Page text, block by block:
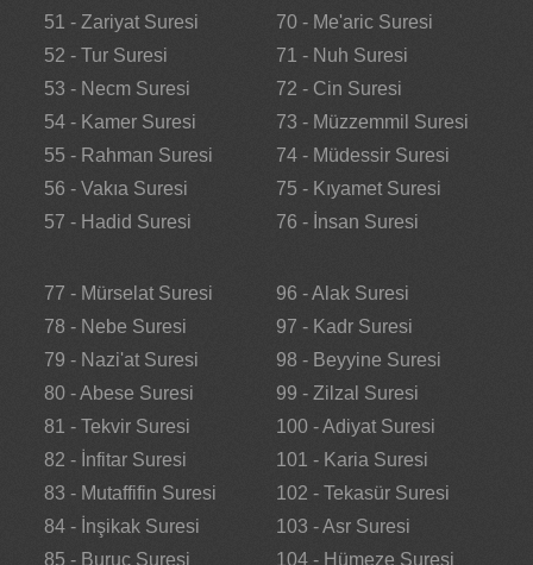
51 - Zariyat Suresi
52 - Tur Suresi
53 - Necm Suresi
54 - Kamer Suresi
55 - Rahman Suresi
56 - Vakıa Suresi
57 - Hadid Suresi
70 - Me'aric Suresi
71 - Nuh Suresi
72 - Cin Suresi
73 - Müzzemmil Suresi
74 - Müdessir Suresi
75 - Kıyamet Suresi
76 - İnsan Suresi
77 - Mürselat Suresi
78 - Nebe Suresi
79 - Nazi'at Suresi
80 - Abese Suresi
81 - Tekvir Suresi
82 - İnfitar Suresi
83 - Mutaffifin Suresi
84 - İnşikak Suresi
85 - Buruc Suresi
96 - Alak Suresi
97 - Kadr Suresi
98 - Beyyine Suresi
99 - Zilzal Suresi
100 - Adiyat Suresi
101 - Karia Suresi
102 - Tekasür Suresi
103 - Asr Suresi
104 - Hümeze Suresi